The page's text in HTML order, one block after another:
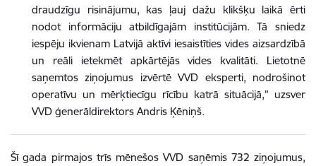
draudzīgu risinājumu, kas ļauj dažu klikšķu laikā ērti
nodot informāciju atbildīgajām institūcijām. Tā sniedz
iespēju ikvienam Latvijā aktīvi iesaistīties vides aizsardzībā
un reāli ietekmēt apkārtējās vides kvalitāti. Lietotnē
saņemtos ziņojumus izvērtē VVD eksperti, nodrošinot
operatīvu un mērķtiecīgu rīcību katrā situācijā,” uzsver
VVD ģenerāldirektors Andris Ķēniņš.
Šī gada pirmajos trīs mēnešos VVD saņēmis 732 ziņojumus,